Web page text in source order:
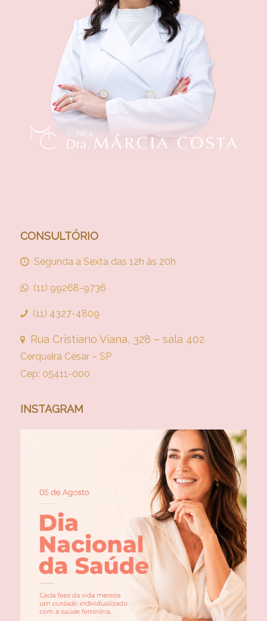
CONSULTÓRIO
Segunda a Sexta das 12h às 20h
(11) 99268-9736
(11) 4327-4809
Rua Cristiano Viana, 328 – sala 402
Cerqueira César – SP
Cep: 05411-000
INSTAGRAM